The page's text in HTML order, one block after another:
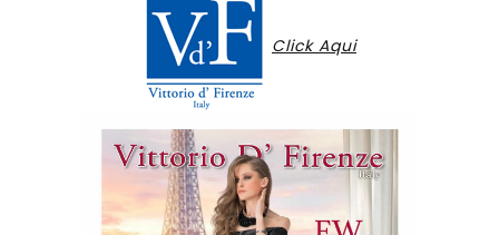
Click Aqui